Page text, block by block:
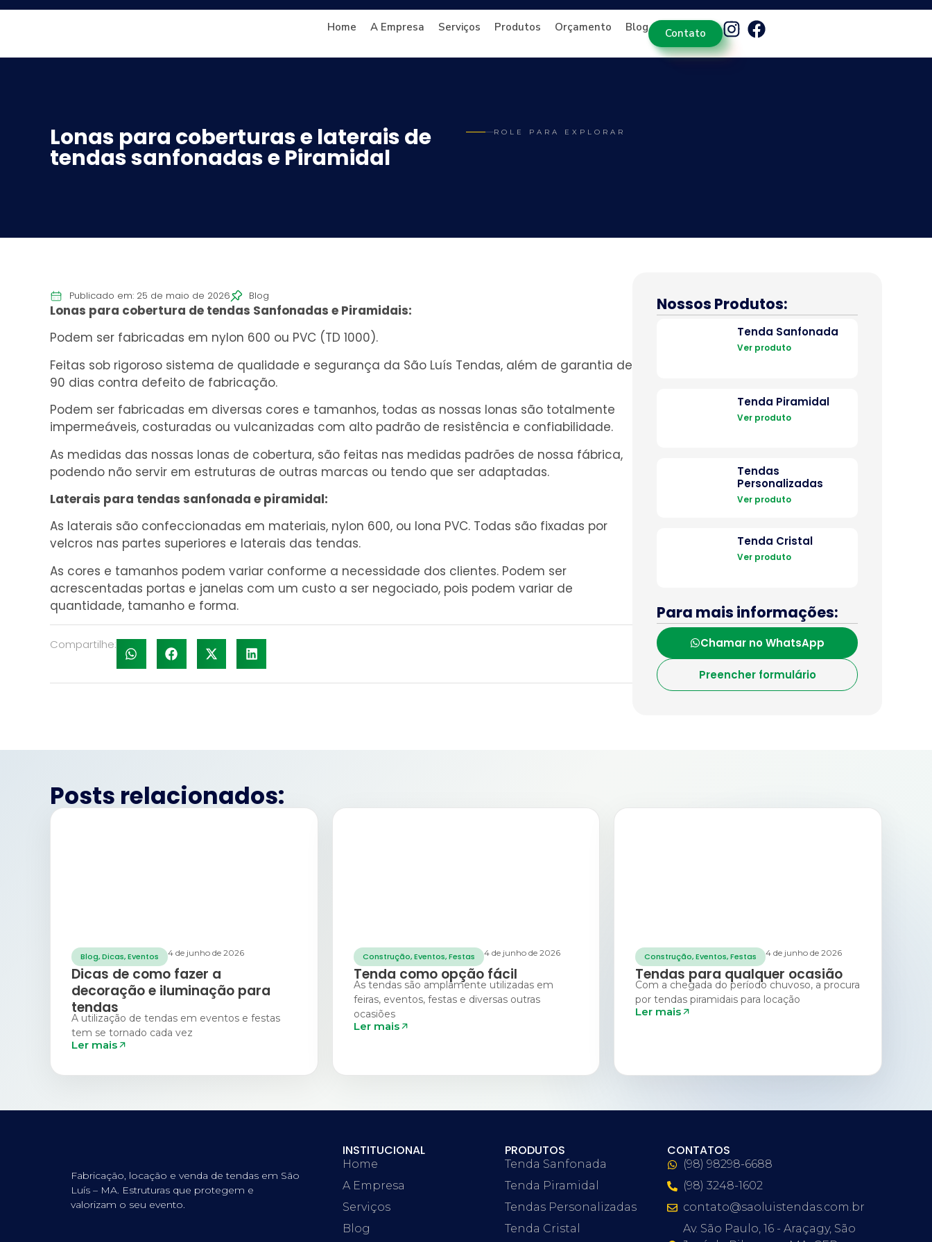
Home A Empresa Serviços Produtos Orçamento Blog Contato
Lonas para coberturas e laterais de
tendas sanfonadas e Piramidal
ROLE PARA EXPLORAR
Publicado em: 25 de maio de 2026 Blog
Lonas para cobertura de tendas Sanfonadas e Piramidais:
Podem ser fabricadas em nylon 600 ou PVC (TD 1000).
Feitas sob rigoroso sistema de qualidade e segurança da São Luís Tendas, além de garantia de
90 dias contra defeito de fabricação.
Podem ser fabricadas em diversas cores e tamanhos, todas as nossas lonas são totalmente
impermeáveis, costuradas ou vulcanizadas com alto padrão de resistência e confiabilidade.
As medidas das nossas lonas de cobertura, são feitas nas medidas padrões de nossa fábrica,
podendo não servir em estruturas de outras marcas ou tendo que ser adaptadas.
Laterais para tendas sanfonada e piramidal:
As laterais são confeccionadas em materiais, nylon 600, ou lona PVC. Todas são fixadas por
velcros nas partes superiores e laterais das tendas.
As cores e tamanhos podem variar conforme a necessidade dos clientes. Podem ser
acrescentadas portas e janelas com um custo a ser negociado, pois podem variar de
quantidade, tamanho e forma.
Compartilhe:
Nossos Produtos:
Tenda Sanfonada
Ver produto
Tenda Piramidal
Ver produto
Tendas
Personalizadas
Ver produto
Tenda Cristal
Ver produto
Para mais informações:
Chamar no WhatsApp
Preencher formulário
Posts relacionados:
Blog,Dicas,Eventos 4 de junho de 2026
Dicas de como fazer a
decoração e iluminação para
tendas
A utilização de tendas em eventos e festas
tem se tornado cada vez
Ler mais
Construção,Eventos,Festas 4 de junho de 2026
Tenda como opção fácil
As tendas são amplamente utilizadas em
feiras, eventos, festas e diversas outras
ocasiões
Ler mais
Construção,Eventos,Festas 4 de junho de 2026
Tendas para qualquer ocasião
Com a chegada do período chuvoso, a procura
por tendas piramidais para locação
Ler mais
Fabricação, locação e venda de tendas em São
Luís – MA. Estruturas que protegem e
valorizam o seu evento.
INSTITUCIONAL
Home
A Empresa
Serviços
Blog
PRODUTOS
Tenda Sanfonada
Tenda Piramidal
Tendas Personalizadas
Tenda Cristal
CONTATOS
(98) 98298-6688
(98) 3248-1602
contato@saoluistendas.com.br
Av. São Paulo, 16 - Araçagy, São